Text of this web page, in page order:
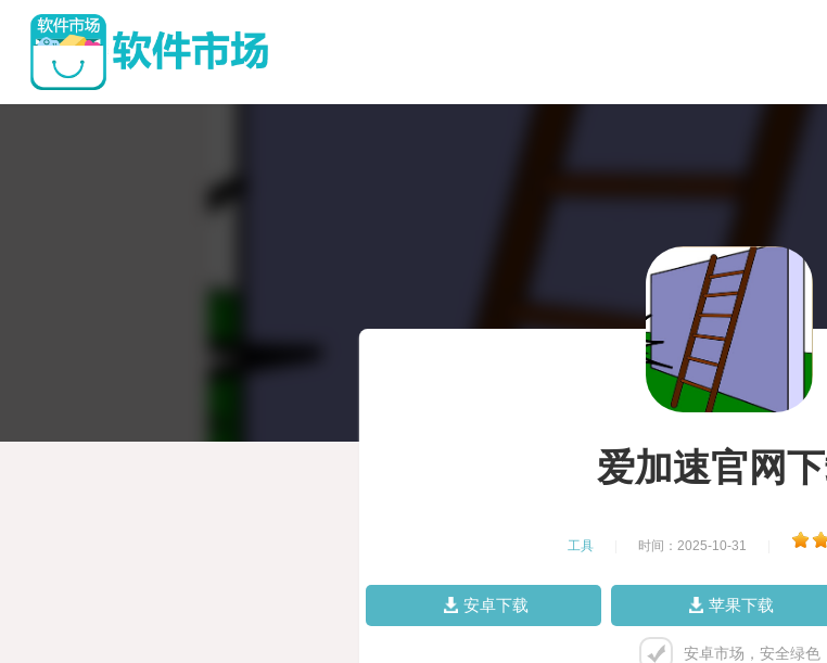
爱加速官网
工具 时间：2025-10-31
安卓下载 苹果下载
安卓市场，安全绿色